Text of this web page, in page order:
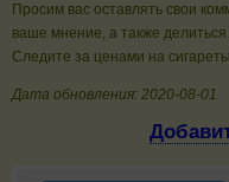
Просим вас оставлять свои
ваше мнение, а также
Следите за ценами на
Дата обновления: 2020-08-01